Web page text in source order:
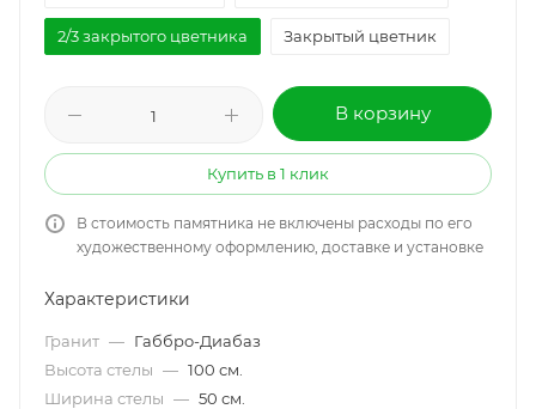
2/3 закрытого цветника Закрытый цветник
В корзину
Купить в 1 клик
В стоимость памятника не включены расходы по его
художественному оформлению, доставке и установке
Характеристики
Гранит — Габбро-Диабаз
Высота стелы — 100 см.
Ширина стелы — 50 см.